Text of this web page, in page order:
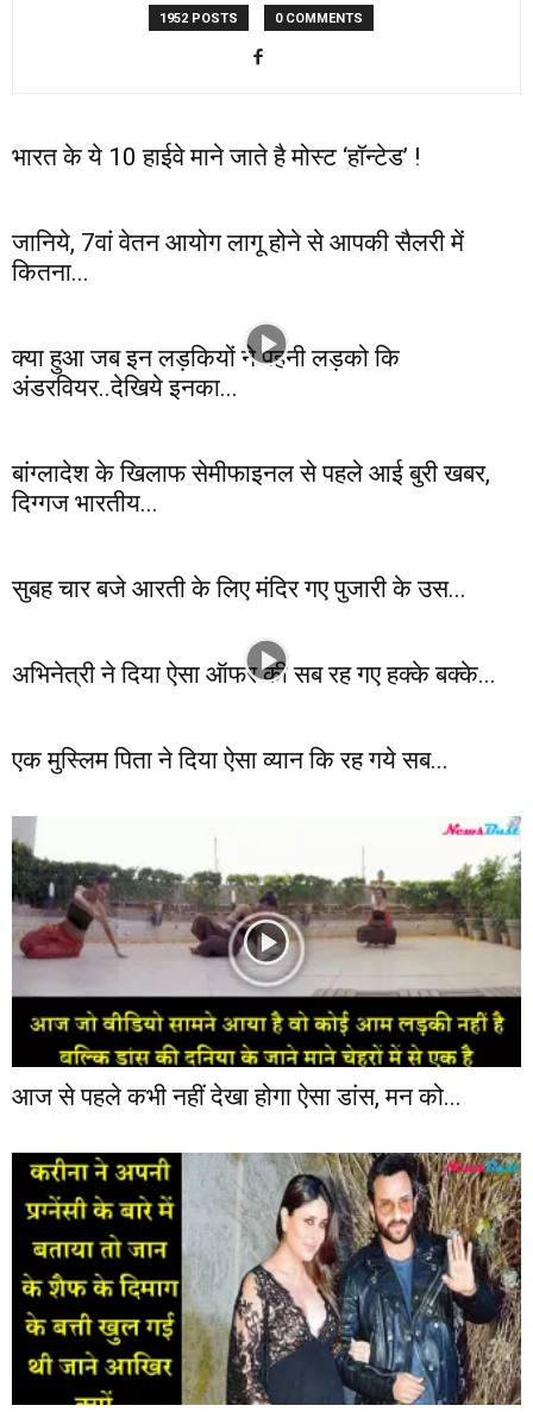
1952 POSTS 0 COMMENTS
भारत के ये 10 हाईवे माने जाते है मोस्ट ‘हॉन्टेड’ !
जानिये, 7वां वेतन आयोग लागू होने से आपकी सैलरी में
कितना...
क्या हुआ जब इन लड़कियों ने पहनी लड़को कि
अंडरवियर..देखिये इनका...
बांग्लादेश के खिलाफ सेमीफाइनल से पहले आई बुरी खबर,
दिग्गज भारतीय...
सुबह चार बजे आरती के लिए मंदिर गए पुजारी के उस...
अभिनेत्री ने दिया ऐसा ऑफर की सब रह गए हक्के बक्के...
एक मुस्लिम पिता ने दिया ऐसा व्यान कि रह गये सब...
आज से पहले कभी नहीं देखा होगा ऐसा डांस, मन को...